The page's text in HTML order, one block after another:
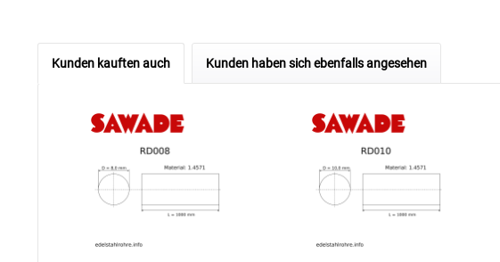
Kunden kauften auch Kunden haben sich ebenfalls angesehen